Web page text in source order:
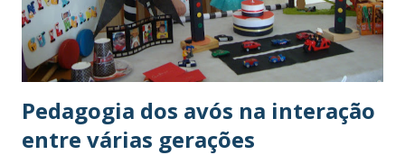
seleccionados por los Ayuntamientos que colaboran en el
programa. Los contenidos principales de los talleres En
cada una de las sesiones se llevan a cabo d...
Pedagogia dos avós na interação
entre várias gerações